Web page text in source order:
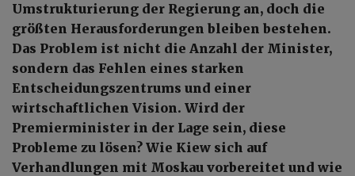
Umstrukturierung der Regierung an, doch die
größten Herausforderungen bleiben bestehen.
Das Problem ist nicht die Anzahl der Minister,
sondern das Fehlen eines starken
Entscheidungszentrums und einer
wirtschaftlichen Vision. Wird der
Premierminister in der Lage sein, diese
Probleme zu lösen? Wie Kiew sich auf
Verhandlungen mit Moskau vorbereitet und wie